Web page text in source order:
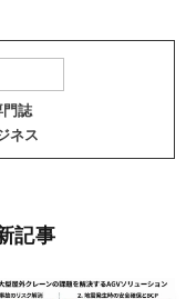
門誌
ネス
記事